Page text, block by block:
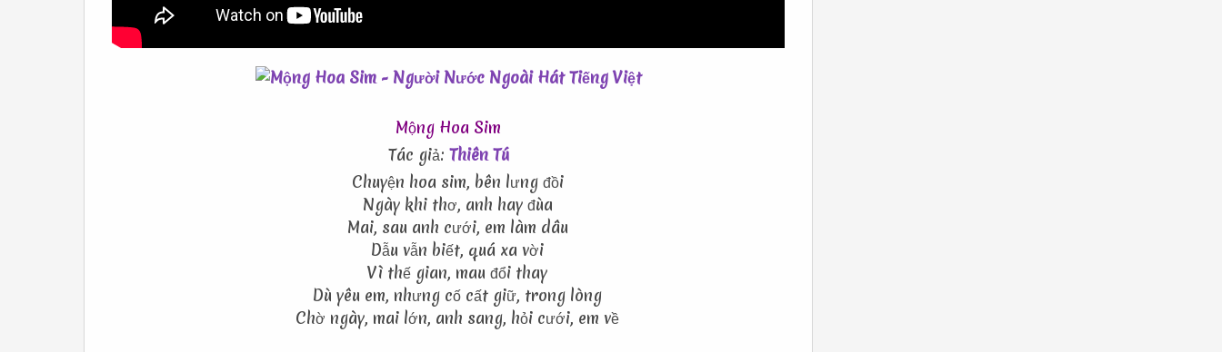
Mộng Hoa Sim
Tác giả: Thiên Tú
Chuyện hoa sim, bên lưng đồi
Ngày khi thơ, anh hay đùa
Mai, sau anh cưới, em làm dâu
Dẫu vẫn biết, quá xa vời
Vì thế gian, mau đổi thay
Dù yêu em, nhưng cố cất giữ, trong lòng
Chờ ngày, mai lớn, anh sang, hỏi cưới, em về